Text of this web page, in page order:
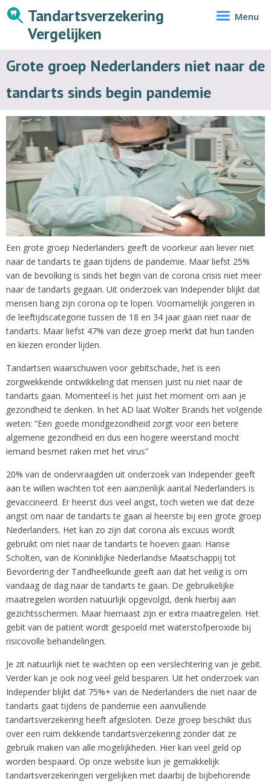
Tandartsverzekering
Vergelijken
Menu
Grote groep Nederlanders niet naar de
tandarts sinds begin pandemie
Een grote groep Nederlanders geeft de voorkeur aan liever niet
naar de tandarts te gaan tijdens de pandemie. Maar liefst 25%
van de bevolking is sinds het begin van de corona crisis niet meer
naar de tandarts gegaan. Uit onderzoek van Independer blijkt dat
mensen bang zijn corona op te lopen. Voornamelijk jongeren in
de leeftijdscategorie tussen de 18 en 34 jaar gaan niet naar de
tandarts. Maar liefst 47% van deze groep merkt dat hun tanden
en kiezen eronder lijden.
Tandartsen waarschuwen voor gebitschade, het is een
zorgwekkende ontwikkeling dat mensen juist nu niet naar de
tandarts gaan. Momenteel is het juist het moment om aan je
gezondheid te denken. In het AD laat Wolter Brands het volgende
weten: “Een goede mondgezondheid zorgt voor een betere
algemene gezondheid en dus een hogere weerstand mocht
iemand besmet raken met het virus”
20% van de ondervraagden uit onderzoek van Independer geeft
aan te willen wachten tot een aanzienlijk aantal Nederlanders is
gevaccineerd. Er heerst dus veel angst, toch weten we dat deze
angst om naar de tandarts te gaan al heerste bij een grote groep
Nederlanders. Het kan zo zijn dat corona als excuus wordt
gebruikt om niet naar de tandarts te hoeven gaan. Hanse
Scholten, van de Koninklijke Nederlandse Maatschappij tot
Bevordering der Tandheelkunde geeft aan dat het veilig is om
vandaag de dag naar de tandarts te gaan. De gebruikelijke
maatregelen worden natuurlijk opgevolgd, denk hierbij aan
gezichtsschermen. Maar hiernaast zijn er extra maatregelen. Het
gebit van de patiënt wordt gespoeld met waterstofperoxide bij
risicovolle behandelingen.
Je zit natuurlijk niet te wachten op een verslechtering van je gebit.
Verder kan je ook nog veel geld besparen. Uit het onderzoek van
Independer blijkt dat 75%+ van de Nederlanders die niet naar de
tandarts gaat tijdens de pandemie een aanvullende
tandartsverzekering heeft afgesloten. Deze groep beschikt dus
over een ruim dekkende tandartsverzekering zonder dat ze
gebruik maken van alle mogelijkheden. Hier kan veel geld op
worden bespaard. Op onze website kun je gemakkelijk
tandartsverzekeringen vergelijken met daarbij de bijbehorende